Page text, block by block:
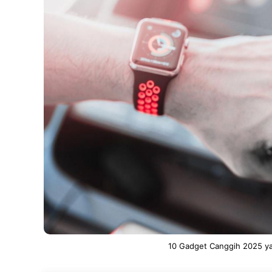
10 Gadget Canggih 2025